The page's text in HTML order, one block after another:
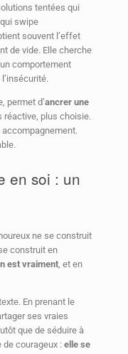
tentées qui
swipe
souvent l’effet
de vide. Elle cherche
comportement
permet d’ancrer une
réactive, plus choisie.
accompagnement.
en soi : un
ne se construit
construit en
est vraiment , et en
En prenant le
ses vraies
que de séduire à
courageux : elle se